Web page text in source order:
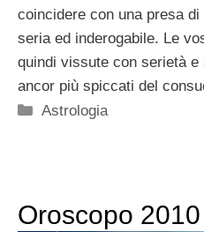
coincidere con una presa
seria ed inderogabile. Le
quindi vissute con serietà
ancor più spiccati del
Categorie
Astrologia
Oroscopo